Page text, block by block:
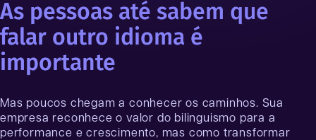
As pessoas até sabem que
falar outro idioma é
importante
Mas poucos chegam a conhecer os caminhos. Sua
empresa reconhece o valor do bilinguismo para a
performance e crescimento, mas como transformar